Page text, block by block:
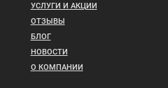
УСЛУГИ И АКЦИИ
ОТЗЫВЫ
БЛОГ
НОВОСТИ
О КОМПАНИИ